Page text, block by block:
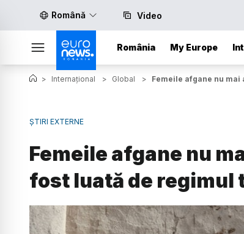
Română Video
România My Europe
> Internațional > Global > Femeile afgane nu
ȘTIRI EXTERNE
Femeile afgane nu
fost luată de regimul